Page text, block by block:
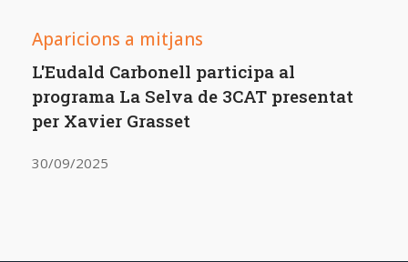
Aparicions a mitjans
L'Eudald Carbonell participa al
programa La Selva de 3CAT presentat
per Xavier Grasset
30/09/2025